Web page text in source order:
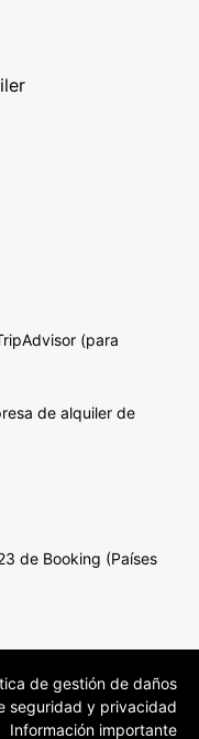
(para
de alquiler de
de Booking (Países
de gestión de daños
seguridad y privacidad
Información importante